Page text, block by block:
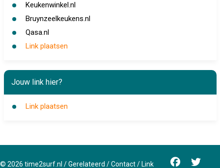
Keukenwinkel.nl
Bruynzeelkeukens.nl
Qasa.nl
Link plaatsen
Jouw link hier?
Link plaatsen
© 2026 time2surf.nl /Gerelateerd /Contact/ Link